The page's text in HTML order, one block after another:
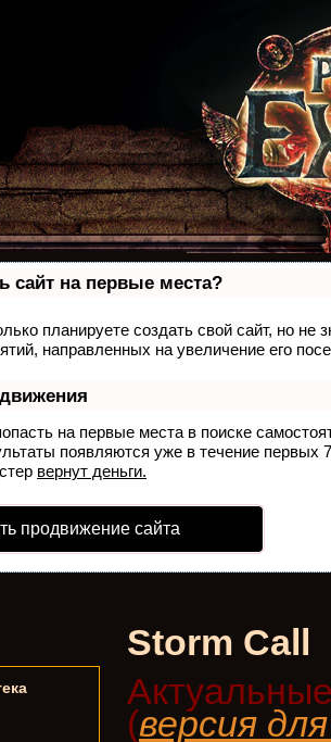
сайт на первые места?
планируете создать свой сайт, но не
направленных на увеличение его
на первые места в поиске
появляются уже в течение первых
вернут деньги.
продвижение сайта
Storm Call
(версия